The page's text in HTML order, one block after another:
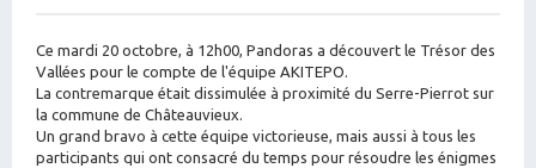
g
e
Ce mardi 20 octobre, à 12h00, Pandoras a découvert le Trésor des
Vallées pour le compte de l'équipe AKITEPO.
La contremarque était dissimulée à proximité du Serre-Pierrot sur
la commune de Châteauvieux.
Un grand bravo à cette équipe victorieuse, mais aussi à tous les
participants qui ont consacré du temps pour résoudre les énigmes